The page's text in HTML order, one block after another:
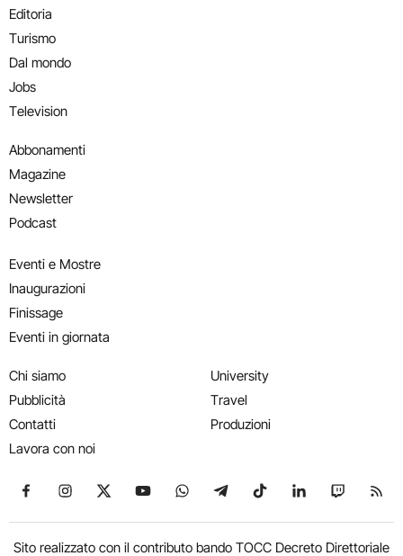
Editoria
Turismo
Dal mondo
Jobs
Television
Abbonamenti
Magazine
Newsletter
Podcast
Eventi e Mostre
Inaugurazioni
Finissage
Eventi in giornata
Chi siamo
Pubblicità
Contatti
Lavora con noi
University
Travel
Produzioni
Seguici su Facebook
Seguici su Instagram
Seguici su X
Seguici su YouTube
Seguici su WhatsApp
Seguici su Telegram
Seguici su TikTok
Seguici su
Seguici
Sito realizzato con il contributo bando TOCC Decreto Direttoriale